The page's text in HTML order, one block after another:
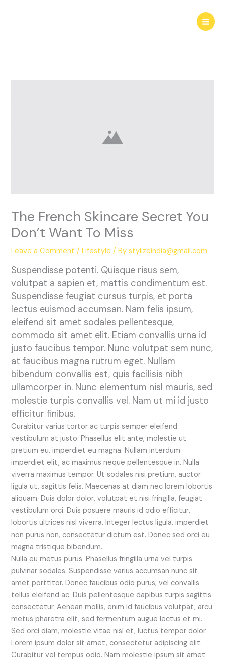
The French Skincare Secret You
Don’t Want To Miss
Leave a Comment /Lifestyle / Bystylizeindia@gmail.com
Suspendisse potenti. Quisque risus sem,
volutpat a sapien et, mattis condimentum est.
Suspendisse feugiat cursus turpis, et porta
lectus euismod accumsan. Nam felis ipsum,
eleifend sit amet sodales pellentesque,
commodo sit amet elit. Etiam convallis urna id
justo faucibus tempor. Nunc volutpat sem nunc,
at faucibus magna rutrum eget. Nullam
bibendum convallis est, quis facilisis nibh
ullamcorper in. Nunc elementum nisl mauris, sed
molestie turpis convallis vel. Nam ut mi id justo
efficitur finibus.
Curabitur varius tortor ac turpis semper eleifend
vestibulum at justo. Phasellus elit ante, molestie ut
pretium eu, imperdiet eu magna. Nullam interdum
imperdiet elit, ac maximus neque pellentesque in. Nulla
viverra maximus tempor. Ut sodales nisi pretium, auctor
ligula ut, sagittis felis. Maecenas at diam nec lorem lobortis
aliquam. Duis dolor dolor, volutpat et nisi fringilla, feugiat
vestibulum orci. Duis posuere mauris id odio efficitur,
lobortis ultrices nisl viverra. Integer lectus ligula, imperdiet
non purus non, consectetur dictum est. Donec sed orci eu
magna tristique bibendum.
Nulla eu metus purus. Phasellus fringilla urna vel turpis
pulvinar sodales. Suspendisse varius accumsan nunc sit
amet porttitor. Donec faucibus odio purus, vel convallis
tellus eleifend ac. Duis pellentesque dapibus turpis sagittis
consectetur. Aenean mollis, enim id faucibus volutpat, arcu
metus pharetra elit, sed fermentum augue lectus et mi.
Sed orci diam, molestie vitae nisl et, luctus tempor dolor.
Lorem ipsum dolor sit amet, consectetur adipiscing elit.
Curabitur vel tempus odio. Nam molestie ipsum sit amet